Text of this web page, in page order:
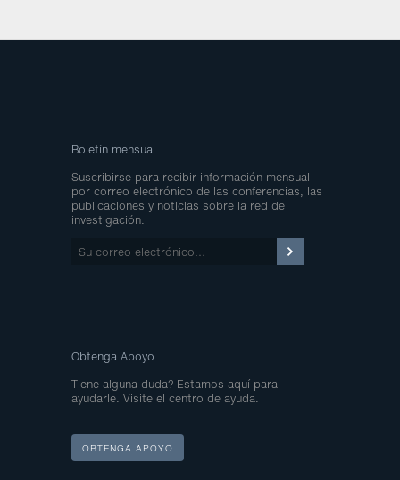
Boletín mensual
Suscribirse para recibir información mensual
por correo electrónico de las conferencias, las
publicaciones y noticias sobre la red de
investigación.
Su
Obtenga Apoyo
Tiene alguna duda? Estamos aquí para
ayudarle. Visite el centro de ayuda.
OBTENGA APOYO